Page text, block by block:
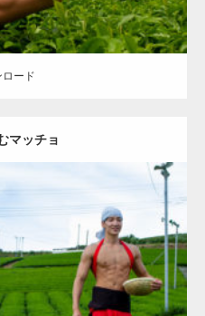
ロード
マッチョ
2023.02.11
TOSHI(大胸筋)AKIHITO(細マッチ
八女 (福岡)